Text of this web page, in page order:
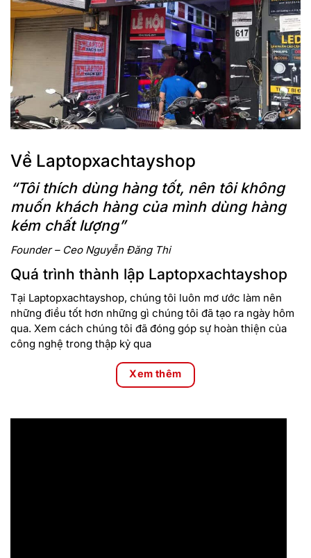
Về Laptopxachtayshop
“Tôi thích dùng hàng tốt, nên tôi không
muốn khách hàng của mình dùng hàng
kém chất lượng”
Founder – Ceo Nguyễn Đăng Thi
Quá trình thành lập Laptopxachtayshop
Tại Laptopxachtayshop, chúng tôi luôn mơ ước làm nên
những điều tốt hơn những gì chúng tôi đã tạo ra ngày hôm
qua. Xem cách chúng tôi đã đóng góp sự hoàn thiện của
công nghệ trong thập kỷ qua
Xem thêm